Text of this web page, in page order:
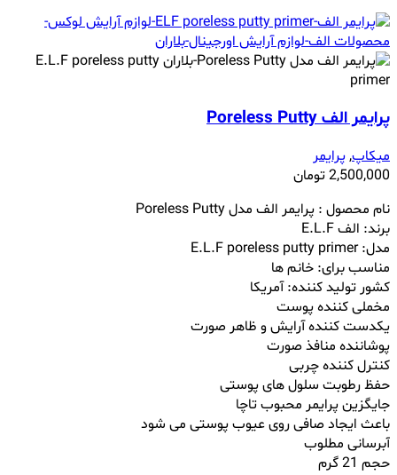
پرایمر الف Poreless Putty
میکاپ,پرایمر
2,500,000تومان
نام محصول : پرایمر الف مدل Poreless Putty
برند: الف E.L.F
مدل: E.L.F poreless putty primer
مناسب برای: خانم ها
کشور تولید کننده: آمریکا
مخملی کننده پوست
یکدست کننده آرایش و ظاهر صورت
پوشاننده منافذ صورت
کنترل کننده چربی
حفظ رطوبت سلول های پوستی
جایگزین پرایمر محبوب تاچا
باعث ایجاد صافی روی عیوب پوستی می شود
آبرسانی مطلوب
حجم 21 گرم